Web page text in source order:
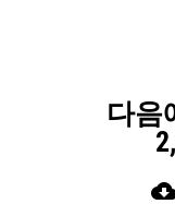
다음